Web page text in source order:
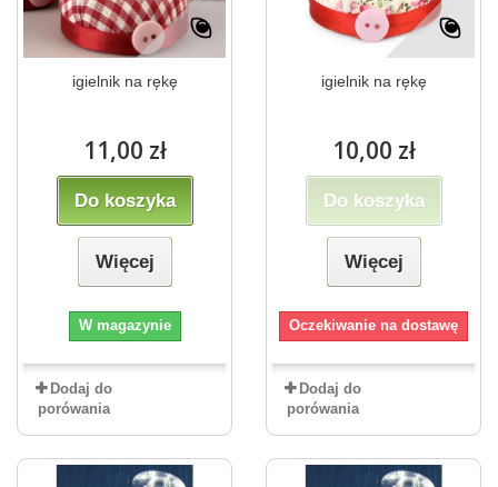
igielnik na rękę
11,00 zł
Do koszyka
Więcej
W magazynie
Dodaj do
porówania
igielnik na rękę
10,00 zł
Do koszyka
Więcej
Oczekiwanie na dostawę
Dodaj do
porówania